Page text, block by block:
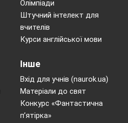
Олімпіади
Штучний інтелект для
вчителів
Курси англійської мови
Інше
Вхід для учнів (naurok.ua)
Матеріали до свят
Конкурс «Фантастична
п’ятірка»